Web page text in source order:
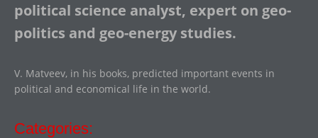
political science analyst, expert on geo-
politics and geo-energy studies.
V. Matveev, in his books, predicted important events in
political and economical life in the world.
Categories: